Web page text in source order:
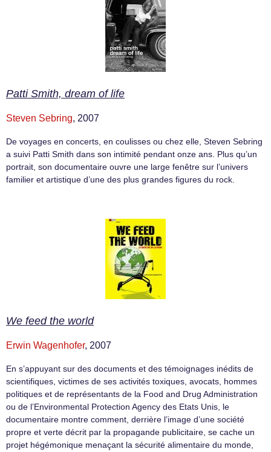
Patti Smith, dream of life
Steven Sebring, 2007
De voyages en concerts, en coulisses ou chez elle, Steven Sebring
a suivi Patti Smith dans son intimité pendant onze ans. Plus qu’un
portrait, son documentaire ouvre une large fenêtre sur l’univers
familier et artistique d’une des plus grandes figures du rock.
We feed the world
Erwin Wagenhofer, 2007
En s’appuyant sur des documents et des témoignages inédits de
scientifiques, victimes de ses activités toxiques, avocats, hommes
politiques et de représentants de la Food and Drug Administration
ou de l’Environmental Protection Agency des Etats Unis, le
documentaire montre comment, derrière l’image d’une société
propre et verte décrit par la propagande publicitaire, se cache un
projet hégémonique menaçant la sécurité alimentaire du monde,